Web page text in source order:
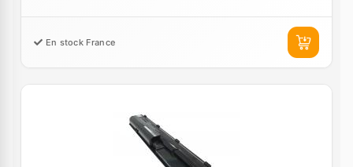
En stock France